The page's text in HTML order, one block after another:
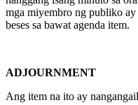
mga miyembro ng publiko ay
beses sa bawat agenda item.
ADJOURNMENT
Ang item na ito ay